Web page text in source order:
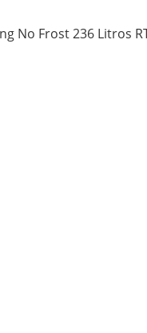
No Frost 236 Litros